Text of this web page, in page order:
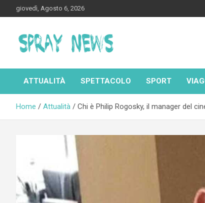
to
giovedì, Agosto 6, 2026
Spraynews.it
ATTUALITÀ SPETTACOLO SPORT
Home Attualità Chi è Philip Rogosky, il manager del